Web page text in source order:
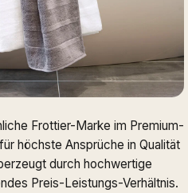
Frottier-Marke im Premium-
höchste Ansprüche in Qualität
durch hochwertige
Preis-Leistungs-Verhältnis.